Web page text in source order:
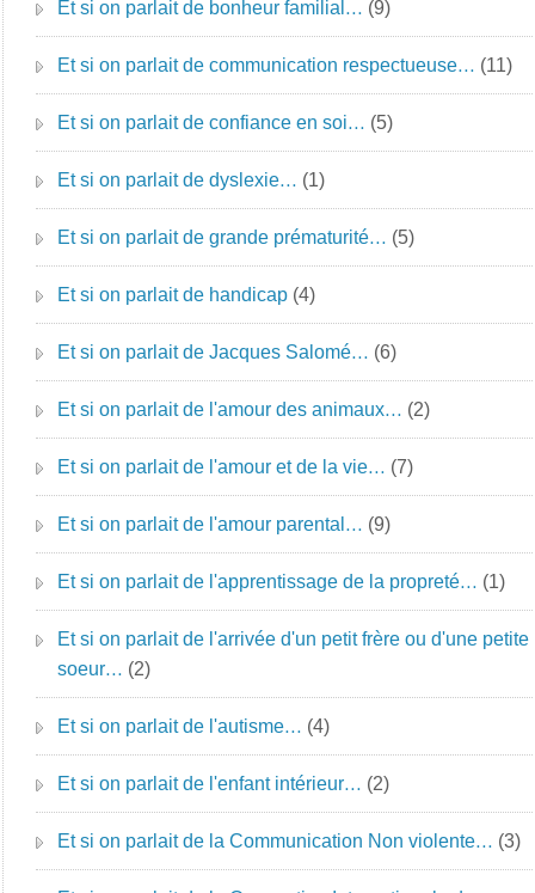
Et si on parlait de bonheur familial… (9)
Et si on parlait de communication respectueuse… (11)
Et si on parlait de confiance en soi… (5)
Et si on parlait de dyslexie… (1)
Et si on parlait de grande prématurité… (5)
Et si on parlait de handicap (4)
Et si on parlait de Jacques Salomé… (6)
Et si on parlait de l'amour des animaux… (2)
Et si on parlait de l'amour et de la vie… (7)
Et si on parlait de l'amour parental… (9)
Et si on parlait de l'apprentissage de la propreté… (1)
Et si on parlait de l'arrivée d'un petit frère ou d'une petite
soeur… (2)
Et si on parlait de l'autisme… (4)
Et si on parlait de l'enfant intérieur… (2)
Et si on parlait de la Communication Non violente… (3)